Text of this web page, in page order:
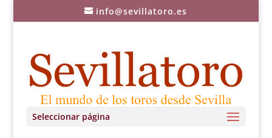
info@sevillatoro.es
Seleccionar página